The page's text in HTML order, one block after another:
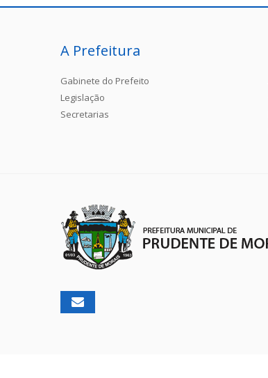
A Prefeitura
Gabinete do Prefeito
Legislação
Secretarias